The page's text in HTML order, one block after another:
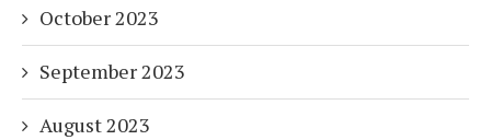
October 2023
September 2023
August 2023